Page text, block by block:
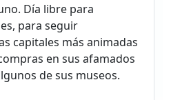
Día libre para
para seguir
capitales más animadas
en sus afamados
de sus museos.